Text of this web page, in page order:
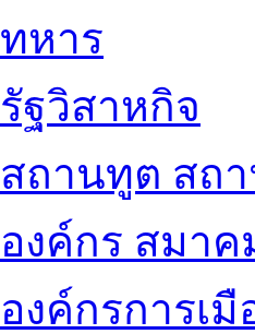
ทหาร
รัฐวิสาหกิจ
สถานทูต สถ
องค์กร สมา
องค์กรการเมื